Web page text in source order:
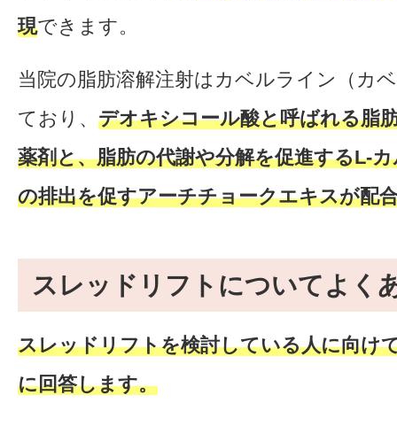
現できます。
当院の脂肪溶解注射はカベルライン（カ
ており、 デオキシコール酸と呼ばれる脂
薬剤と、脂肪の代謝や分解を促進するL-
の排出を促すアーチチョークエキスが配
スレッドリフトについてよく
スレッドリフトを検討している人に向け
に回答します。